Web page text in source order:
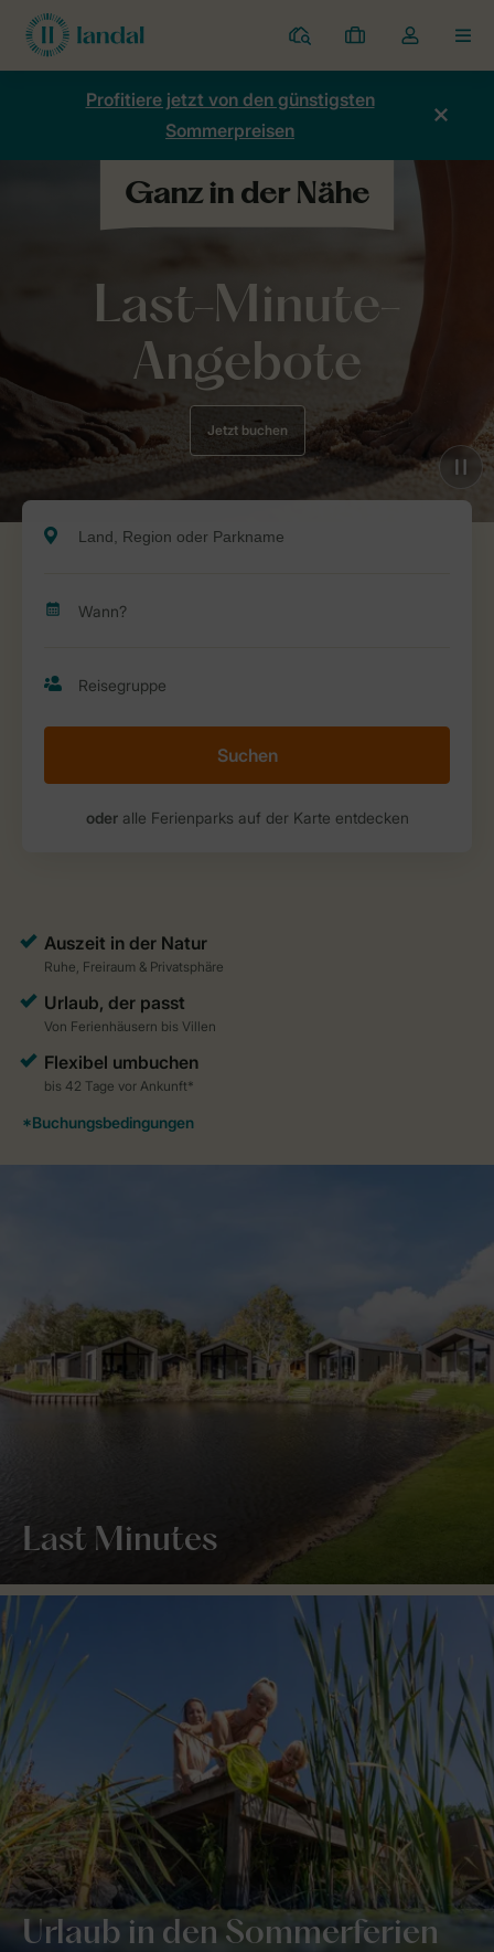
Ferienparks
Meine
Buchungen
Dropdown-
Menü
Kontos
Profitiere jetzt von den günstigsten
Sommerpreisen
Last-Minute-
Angebote
Jetzt buchen
Suchen
oderalle Ferienparks auf der Karte entdecken
Last Minutes
Urlaub in den Sommerferien